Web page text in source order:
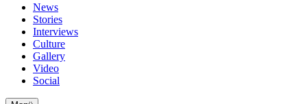
News
Stories
Interviews
Culture
Gallery
Video
Social